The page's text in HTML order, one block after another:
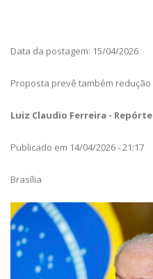
Data da postagem: 15/04/2026
Proposta prevê também
Luiz Claudio Ferreira -
Publicado em 14/04/2026 - 21:17
Brasília